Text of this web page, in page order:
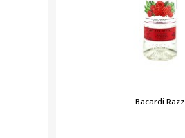
Bacardi Razz